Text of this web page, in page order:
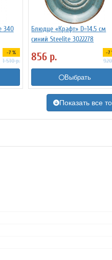
340
-7 %
1 510р.
Блюдце «Крафт» D=14.5 см
синий Steelite 3022278
856 р. -7
Выбрать
Показать все